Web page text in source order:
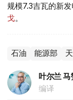
规模7.3吉瓦的新发
戈。
石油 能源部
叶尔兰 马
编译